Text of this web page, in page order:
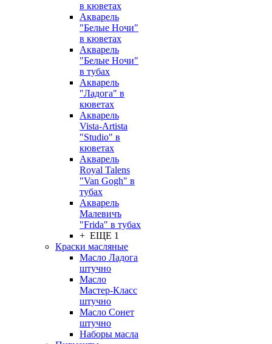
в кюветах
Акварель
"Белые Ночи"
в кюветах
Акварель
"Белые Ночи"
в тубах
Акварель
"Ладога" в
кюветах
Акварель
Vista-Artista
"Studio" в
кюветах
Акварель
Royal Talens
"Van Gogh" в
тубах
Акварель
Малевичъ
"Frida" в тубах
+ ЕЩЕ 1
Краски масляные
Масло Ладога
штучно
Масло
Мастер-Класс
штучно
Масло Сонет
штучно
Наборы масла